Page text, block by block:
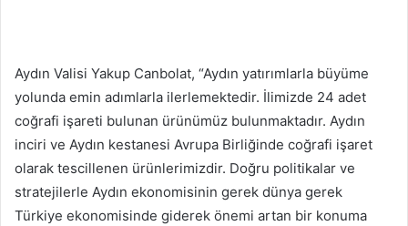
Aydın Valisi Yakup Canbolat, “Aydın yatırımlarla büyüme
yolunda emin adımlarla ilerlemektedir. İlimizde 24 adet
coğrafi işareti bulunan ürünümüz bulunmaktadır. Aydın
inciri ve Aydın kestanesi Avrupa Birliğinde coğrafi işaret
olarak tescillenen ürünlerimizdir. Doğru politikalar ve
stratejilerle Aydın ekonomisinin gerek dünya gerek
Türkiye ekonomisinde giderek önemi artan bir konuma